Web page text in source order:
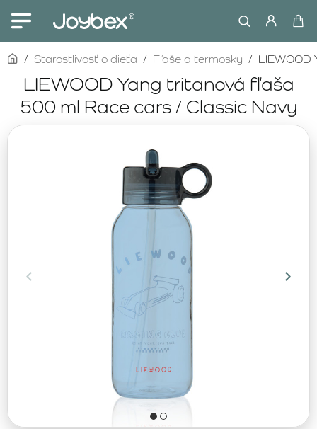
LIEWOOD Yang tritanová fľaša
500 ml Race cars / Classic Navy
homeStarostlivosť o dieťa Fľaše a termosky